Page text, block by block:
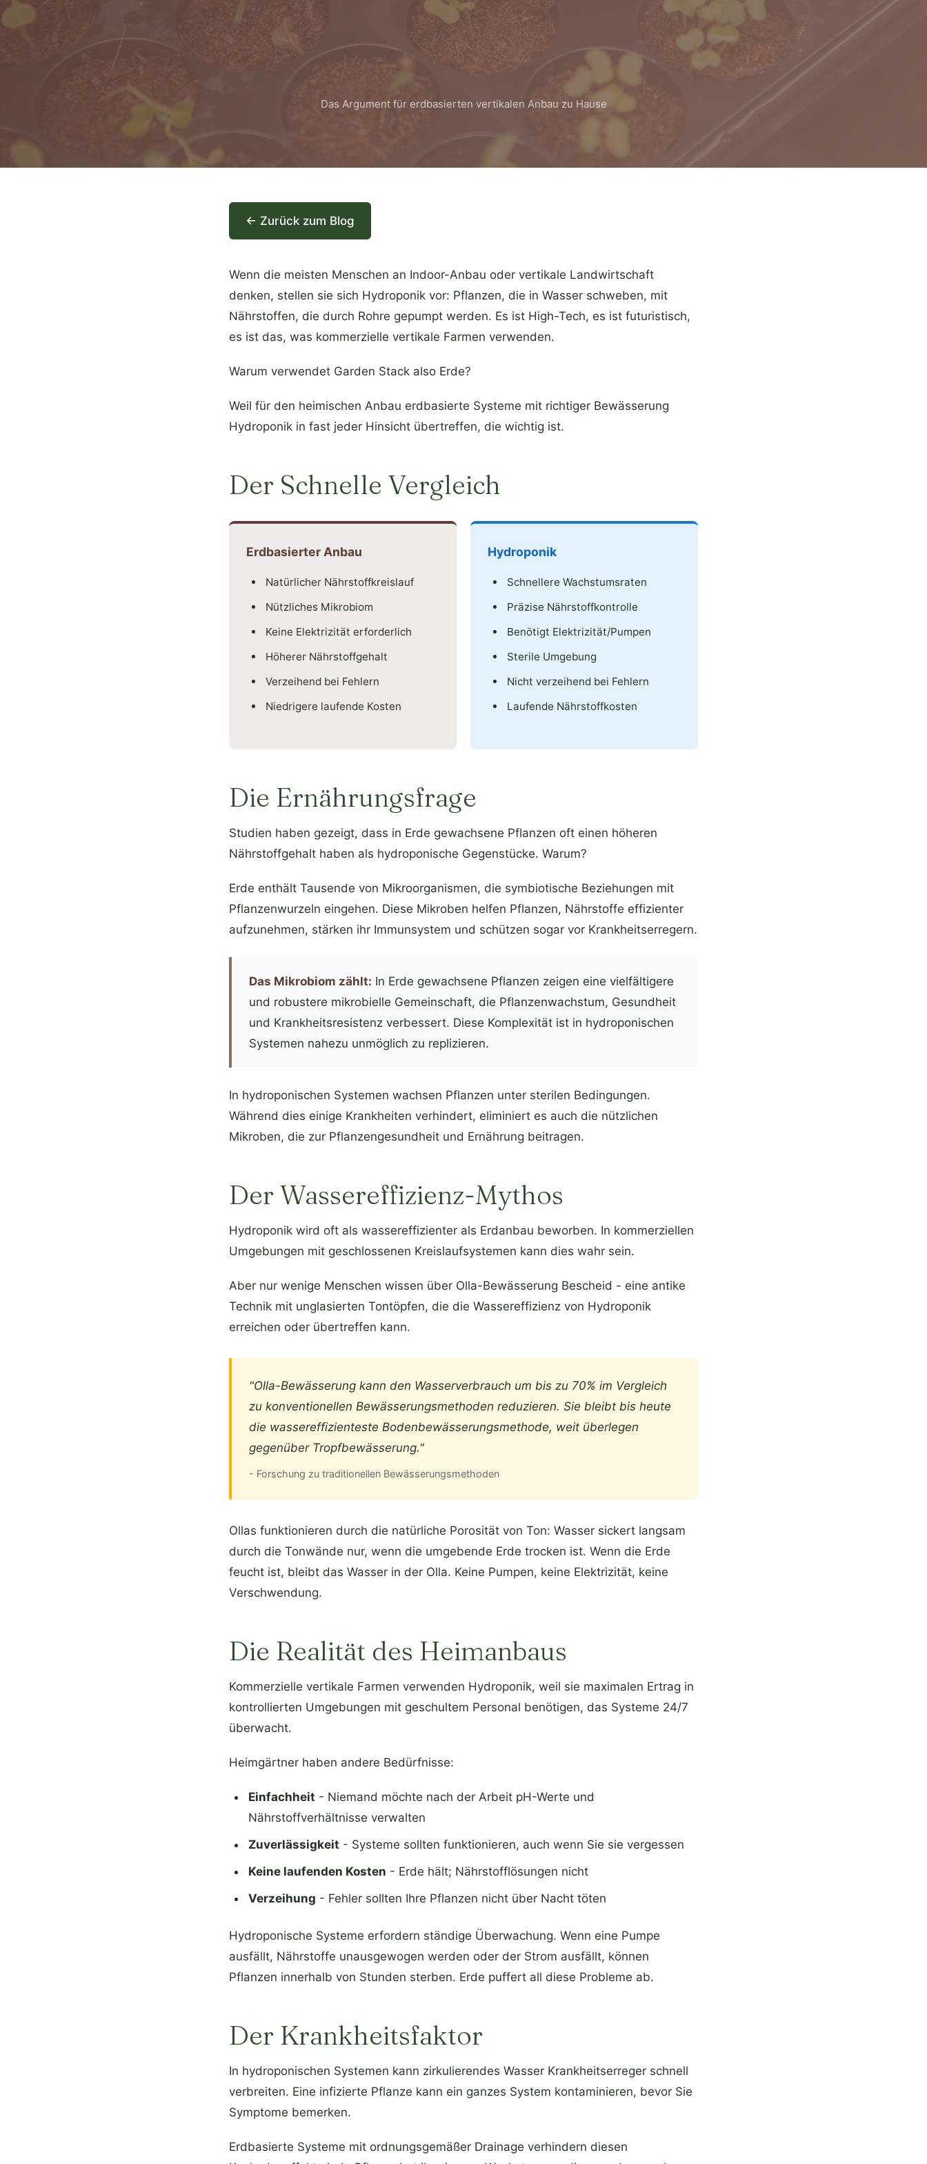
Das Argument für erdbasierten vertikalen Anbau zu Hause
← Zurück zum Blog
Wenn die meisten Menschen an Indoor-Anbau oder vertikale Landwirtschaft
denken, stellen sie sich Hydroponik vor: Pflanzen, die in Wasser schweben, mit
Nährstoffen, die durch Rohre gepumpt werden. Es ist High-Tech, es ist futuristisch,
es ist das, was kommerzielle vertikale Farmen verwenden.
Warum verwendet Garden Stack also Erde?
Weil für den heimischen Anbau erdbasierte Systeme mit richtiger Bewässerung
Hydroponik in fast jeder Hinsicht übertreffen, die wichtig ist.
Der Schnelle Vergleich
Erdbasierter Anbau
Natürlicher Nährstoffkreislauf
Nützliches Mikrobiom
Keine Elektrizität erforderlich
Höherer Nährstoffgehalt
Verzeihend bei Fehlern
Niedrigere laufende Kosten
Hydroponik
Schnellere Wachstumsraten
Präzise Nährstoffkontrolle
Benötigt Elektrizität/Pumpen
Sterile Umgebung
Nicht verzeihend bei Fehlern
Laufende Nährstoffkosten
Die Ernährungsfrage
Studien haben gezeigt, dass in Erde gewachsene Pflanzen oft einen höheren
Nährstoffgehalt haben als hydroponische Gegenstücke. Warum?
Erde enthält Tausende von Mikroorganismen, die symbiotische Beziehungen mit
Pflanzenwurzeln eingehen. Diese Mikroben helfen Pflanzen, Nährstoffe effizienter
aufzunehmen, stärken ihr Immunsystem und schützen sogar vor Krankheitserregern.
Das Mikrobiom zählt: In Erde gewachsene Pflanzen zeigen eine vielfältigere
und robustere mikrobielle Gemeinschaft, die Pflanzenwachstum, Gesundheit
und Krankheitsresistenz verbessert. Diese Komplexität ist in hydroponischen
Systemen nahezu unmöglich zu replizieren.
In hydroponischen Systemen wachsen Pflanzen unter sterilen Bedingungen.
Während dies einige Krankheiten verhindert, eliminiert es auch die nützlichen
Mikroben, die zur Pflanzengesundheit und Ernährung beitragen.
Der Wassereffizienz-Mythos
Hydroponik wird oft als wassereffizienter als Erdanbau beworben. In kommerziellen
Umgebungen mit geschlossenen Kreislaufsystemen kann dies wahr sein.
Aber nur wenige Menschen wissen über Olla-Bewässerung Bescheid - eine antike
Technik mit unglasierten Tontöpfen, die die Wassereffizienz von Hydroponik
erreichen oder übertreffen kann.
"Olla-Bewässerung kann den Wasserverbrauch um bis zu 70% im Vergleich
zu konventionellen Bewässerungsmethoden reduzieren. Sie bleibt bis heute
die wassereffizienteste Bodenbewässerungsmethode, weit überlegen
gegenüber Tropfbewässerung."
- Forschung zu traditionellen Bewässerungsmethoden
Ollas funktionieren durch die natürliche Porosität von Ton: Wasser sickert langsam
durch die Tonwände nur, wenn die umgebende Erde trocken ist. Wenn die Erde
feucht ist, bleibt das Wasser in der Olla. Keine Pumpen, keine Elektrizität, keine
Verschwendung.
Die Realität des Heimanbaus
Kommerzielle vertikale Farmen verwenden Hydroponik, weil sie maximalen Ertrag in
kontrollierten Umgebungen mit geschultem Personal benötigen, das Systeme 24/7
überwacht.
Heimgärtner haben andere Bedürfnisse:
Einfachheit - Niemand möchte nach der Arbeit pH-Werte und
Nährstoffverhältnisse verwalten
Zuverlässigkeit - Systeme sollten funktionieren, auch wenn Sie sie vergessen
Keine laufenden Kosten - Erde hält; Nährstofflösungen nicht
Verzeihung - Fehler sollten Ihre Pflanzen nicht über Nacht töten
Hydroponische Systeme erfordern ständige Überwachung. Wenn eine Pumpe
ausfällt, Nährstoffe unausgewogen werden oder der Strom ausfällt, können
Pflanzen innerhalb von Stunden sterben. Erde puffert all diese Probleme ab.
Der Krankheitsfaktor
In hydroponischen Systemen kann zirkulierendes Wasser Krankheitserreger schnell
verbreiten. Eine infizierte Pflanze kann ein ganzes System kontaminieren, bevor Sie
Symptome bemerken.
Erdbasierte Systeme mit ordnungsgemäßer Drainage verhindern diesen